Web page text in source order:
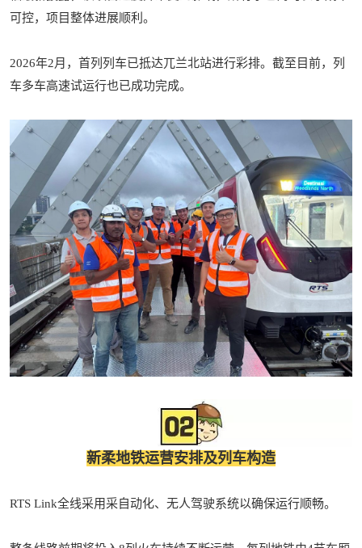
可控，项目整体进展顺利。
2026年2月，首列列车已抵达兀兰北站进行彩排。截至目前，列
车多车高速试运行也已成功完成。
新柔地铁运营安排及列车构造
RTS Link全线采用采自动化、无人驾驶系统以确保运行顺畅。